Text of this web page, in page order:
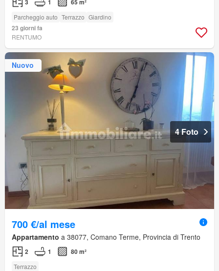
3 1 65 m²
Parcheggio auto Terrazzo Giardino
23 giorni fa
RENTUMO
Nuovo
4 Foto
700 €/al mese
Appartamento a 38077, Comano Terme, Provincia di Trento
2 1 80 m²
Terrazzo